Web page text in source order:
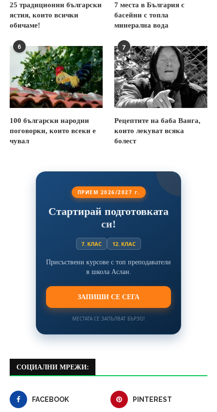
25 традиционни български
ястия, които всички
обичаме!
7 места в България с
басейни с топла
минерална вода
6
100 български народни
поговорки, които всеки е
чувал
7
Рецептите на баба Ванга,
които лекуват всяка
болест
ПРИЕМ 2026/2027 г.
Стартирай подготовката
си!
7. КЛАС 12. КЛАС
Присъствени курсове с топ преподаватели
в школа Аслан.
ЗАПИШИ СЕ СЕГА
МЕСТАТА СЕ ЗАПЪЛВАТ БЪРЗО!
СОЦИАЛНИ МРЕЖИ:
FACEBOOK PINTEREST